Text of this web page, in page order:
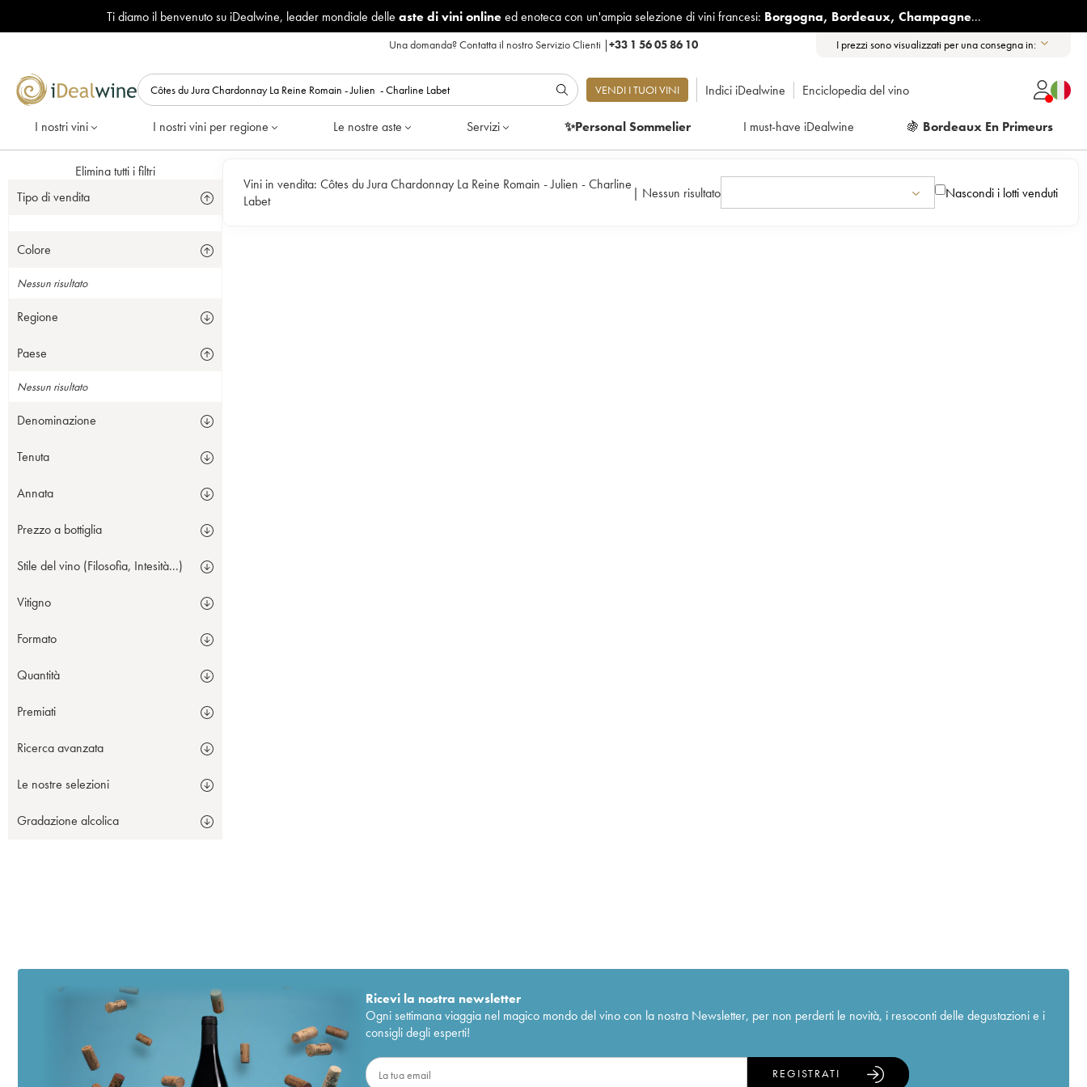
Ti diamo il benvenuto su iDealwine, leader mondiale delle aste di vini onlineed enoteca con un'ampia selezione di vini francesi: Borgogna, Bordeaux, Champagne...
Una domanda?Contatta il nostro Servizio Clienti |+33 1 56 05 86 10 I prezzi sono visualizzati per una consegna in:
VENDI I TUOI VINI Indici iDealwine Enciclopedia del vino
I nostri vini I nostri vini per regione Le nostre aste Servizi ✨Personal Sommelier I must-have iDealwine 🍇 Bordeaux En Primeurs
Elimina tutti i filtri
Tipo di vendita
Colore
Nessun risultato
Regione
Paese
Nessun risultato
Denominazione
Tenuta
Annata
Prezzo a bottiglia
Stile del vino (Filosofia, Intesità...)
Vitigno
Formato
Quantità
Premiati
Ricerca avanzata
Le nostre selezioni
Gradazione alcolica
Vini in vendita: Côtes du Jura Chardonnay La Reine Romain - Julien - Charline
Labet
| Nessun risultato Nascondi i lotti venduti
Ricevi la nostra newsletter
Ogni settimana viaggia nel magico mondo del vino con la nostra Newsletter, per non perderti le novità, i resoconti delle degustazioni e i
consigli degli esperti!
REGISTRATI